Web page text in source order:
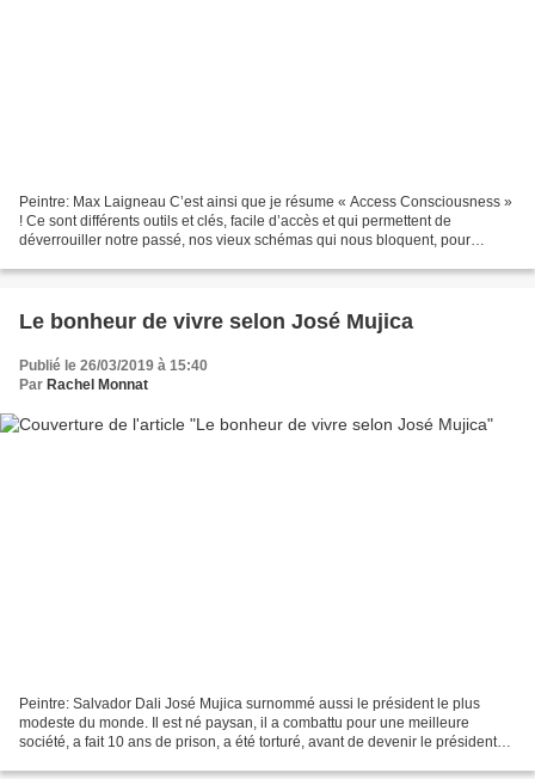
Peintre: Max Laigneau C’est ainsi que je résume « Access Consciousness »
! Ce sont différents outils et clés, facile d’accès et qui permettent de
déverrouiller notre passé, nos vieux schémas qui nous bloquent, pour
Le bonheur de vivre selon José Mujica
Publié le 26/03/2019 à 15:40
Par Rachel Monnat
Peintre: Salvador Dali José Mujica surnommé aussi le président le plus
modeste du monde. Il est né paysan, il a combattu pour une meilleure
société, a fait 10 ans de prison, a été torturé, avant de devenir le président